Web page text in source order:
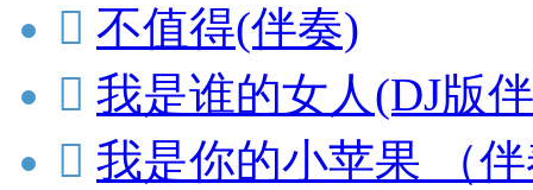
 不值得(伴奏)
 我是谁的女人(DJ版
 我是你的小苹果 （